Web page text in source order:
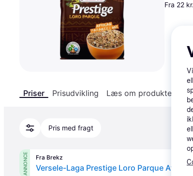
Fra 22
Priser Prisudvikling Læs om produktet
Pris med fragt
ANNONCE Fra Brekz